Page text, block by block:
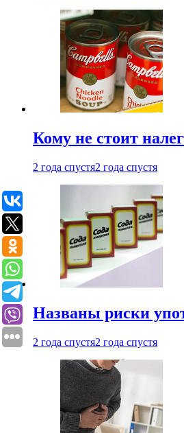
Кому не стоит
2 года спустя2 года спустя
Названы риски
2 года спустя2 года спустя